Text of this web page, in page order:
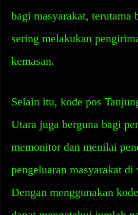
bagi masyarakat, terutama
sering melakukan
kemasan.
Selain itu, kode pos
Utara juga berguna bagi
memonitor dan menilai
pengeluaran masyarakat
Dengan menggunakan